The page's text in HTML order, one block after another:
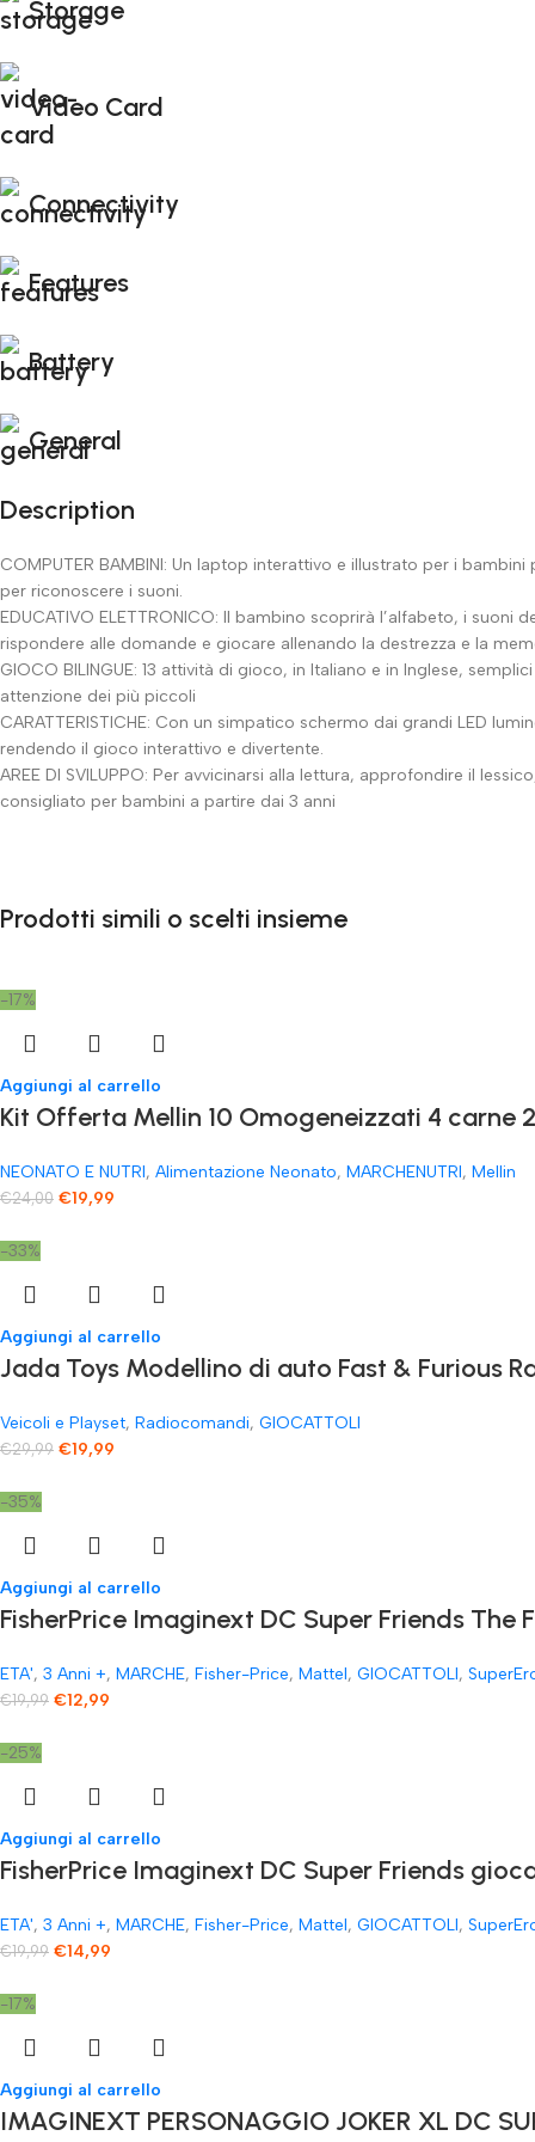
Storage
Video Card
Connectivity
Features
Battery
General
Description
COMPUTER BAMBINI: Un laptop interattivo e illustrato per i
per riconoscere i suoni.
EDUCATIVO ELETTRONICO: Il bambino scoprirà l’alfabeto, i
rispondere alle domande e giocare allenando la destrezza e la
GIOCO BILINGUE: 13 attività di gioco, in Italiano e in Inglese,
attenzione dei più piccoli
CARATTERISTICHE: Con un simpatico schermo dai grandi LED
rendendo il gioco interattivo e divertente.
AREE DI SVILUPPO: Per avvicinarsi alla lettura, approfondire il
consigliato per bambini a partire dai 3 anni
Prodotti simili o scelti insieme
-17%
Aggiungi al carrello
Kit Offerta Mellin 10 Omogeneizzati 4 carne
NEONATO E NUTRI, Alimentazione Neonato, MARCHENUTRI, Mellin
€24,00 €19,99
-33%
Aggiungi al carrello
Jada Toys Modellino di auto Fast & Furious
Veicoli e Playset, Radiocomandi, GIOCATTOLI
€29,99 €19,99
-35%
Aggiungi al carrello
FisherPrice Imaginext DC Super Friends The
ETA', 3 Anni +, MARCHE, Fisher-Price, Mattel, GIOCATTOLI,
€19,99 €12,99
-25%
Aggiungi al carrello
FisherPrice Imaginext DC Super Friends
ETA', 3 Anni +, MARCHE, Fisher-Price, Mattel, GIOCATTOLI,
€19,99 €14,99
-17%
Aggiungi al carrello
IMAGINEXT PERSONAGGIO JOKER XL DC